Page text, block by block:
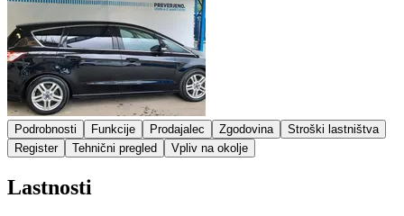
Podrobnosti Funkcije Prodajalec Zgodovina
Stroški lastništva
Register
Tehnični pregled Vpliv na okolje
Lastnosti